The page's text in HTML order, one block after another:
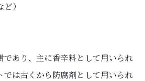
）
であり、主に香辛料として用いられ
では古くから防腐剤として用いられ